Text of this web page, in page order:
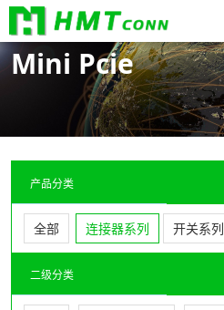
Mini Pcie
产品分类
全部 连接器系列 开关系列
二级分类